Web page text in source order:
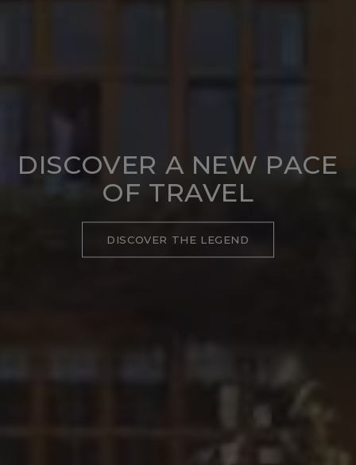
DISCOVER A NEW PACE
OF TRAVEL
DISCOVER THE LEGEND